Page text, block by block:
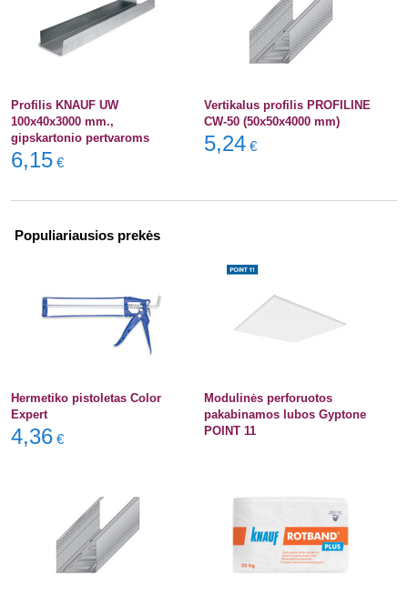
Profilis KNAUF UW
100x40x3000 mm.,
gipskartonio pertvaroms
6,15 €
Vertikalus profilis PROFILINE
CW-50 (50x50x4000 mm)
5,24 €
Populiariausios prekės
Hermetiko pistoletas Color
Expert
4,36 €
Modulinės perforuotos
pakabinamos lubos Gyptone
POINT 11